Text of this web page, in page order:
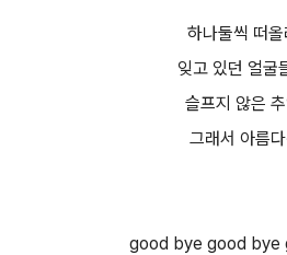
하나둘씩 떠
잊고 있던 얼굴
슬프지 않은
그래서 아름
good bye good bye